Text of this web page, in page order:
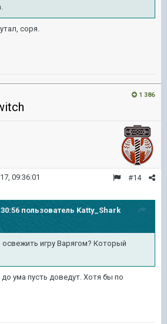
соря.
1 386
#14
09:36:01
пользователь Katty_Shark
освежить игру Варягом? Который
ума пусть доведут. Хотя бы по